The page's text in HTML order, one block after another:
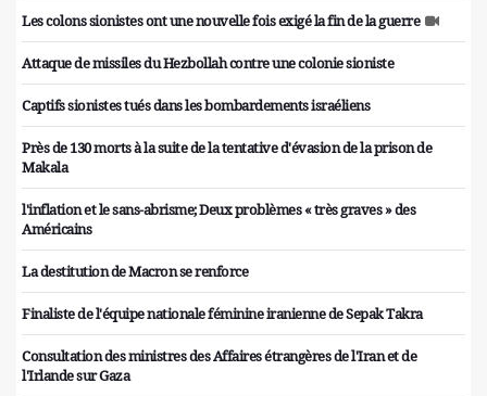
Les colons sionistes ont une nouvelle fois exigé la fin de la guerre
Attaque de missiles du Hezbollah contre une colonie sioniste
Captifs sionistes tués dans les bombardements israéliens
Près de 130 morts à la suite de la tentative d'évasion de la prison de
Makala
l'inflation et le sans-abrisme; Deux problèmes « très graves » des
Américains
La destitution de Macron se renforce
Finaliste de l'équipe nationale féminine iranienne de Sepak Takra
Consultation des ministres des Affaires étrangères de l'Iran et de
l'Irlande sur Gaza